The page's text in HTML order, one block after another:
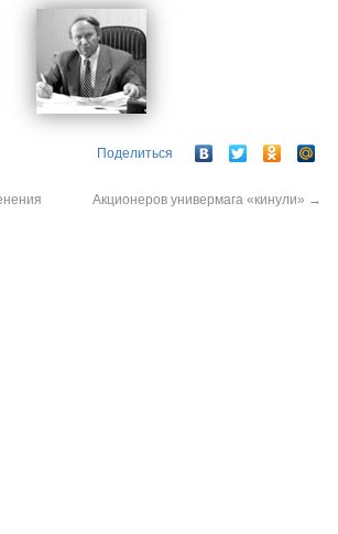
Поделиться
Акционеров универмага «кинули» →